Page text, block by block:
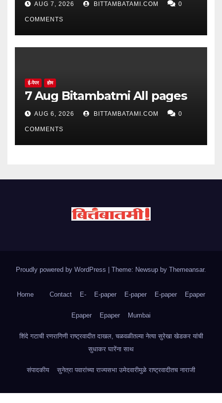
AUG 7, 2026 BITTAMBATAMI.COM 0
COMMENTS
ई-पेपर होम
7 Aug Bitambatmi All pages
AUG 6, 2026 BITTAMBATAMI.COM 0
COMMENTS
Proudly powered by WordPress | Theme: Newsup by Themeansar.
Home Contact E- E-paper E-paper E-paper Epaper
Epaper Epaper Mumbai
शिंदे गटाची रणरागिणी राष्ट्रवादीत दाखल, चळवळीतल्या नेत्या सुरेखा खेडकर यांची
सुधाकर घारेंना साथ
संपादकीय सुनेत्रा पवारांच्या राज्यसभा उमेदवारीमुळे राष्ट्रवादीतच नाराजी